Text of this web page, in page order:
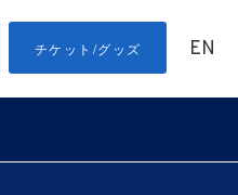
チケット/グッズ EN